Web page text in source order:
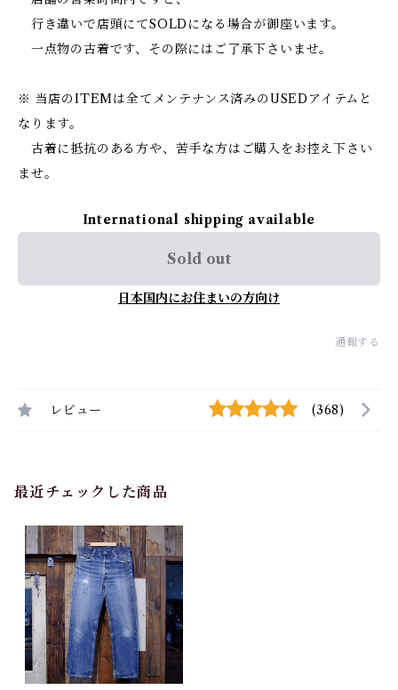
行き違いで店頭にてSOLDになる場合が御座います。
一点物の古着です、その際にはご了承下さいませ。
※ 当店のITEMは全てメンテナンス済みのUSEDアイテムと
なります。
古着に抵抗のある方や、苦手な方はご購入をお控え下さい
ませ。
International shipping available
Sold out
日本国内にお住まいの方向け
通報する
レビュー (368)
最近チェックした商品